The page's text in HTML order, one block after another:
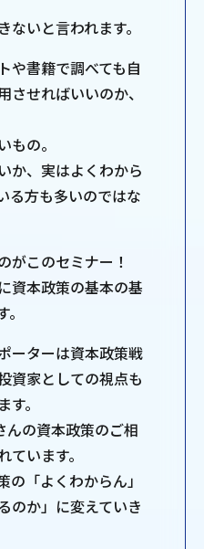
いと言われます。
や書籍で調べても自
させればいいのか、
もの。
か、実はよくわから
る方も多いのではな
がこのセミナー！
資本政策の基本の基
ーターは資本政策戦
資家としての視点も
。
んの資本政策のご相
います。
の「よくわからん」
のか」に変えていき